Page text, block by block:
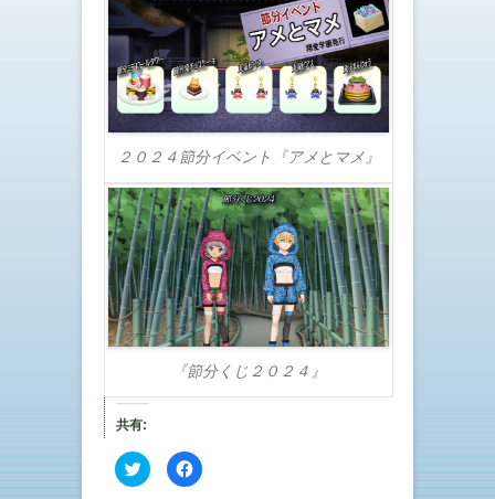
２０２４節分イベント『アメとマメ』
『節分くじ２０２４』
共有:
ク
リ
F
a